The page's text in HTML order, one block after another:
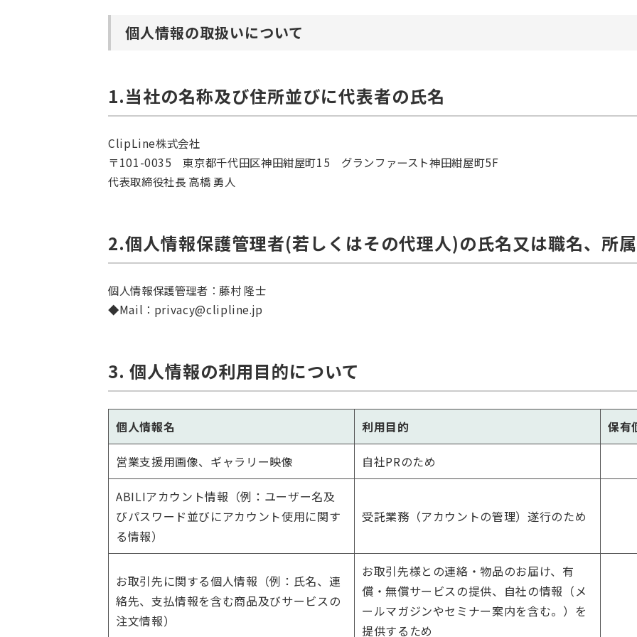
個人情報の取扱いについて
1.当社の名称及び住所並びに代表者の氏名
ClipLine株式会社
〒101-0035 東京都千代田区神田紺屋町15 グランファースト神田紺屋町5F
代表取締役社長 高橋 勇人
2.個人情報保護管理者(若しくはその代理人)の氏名又は職名、所
個人情報保護管理者：藤村 隆士
◆Mail：privacy@clipline.jp
3. 個人情報の利用目的について
個人情報名 利用目的 保有
営業支援用画像、ギャラリー映像 自社PRのため
ABILIアカウント情報（例：ユーザー名及
びパスワード並びにアカウント使用に関す
る情報）
受託業務（アカウントの管理）遂行のため
お取引先に関する個人情報（例：氏名、連
絡先、支払情報を含む商品及びサービスの
注文情報）
お取引先様との連絡・物品のお届け、有
償・無償サービスの提供、自社の情報（メ
ールマガジンやセミナー案内を含む。）を
提供するため